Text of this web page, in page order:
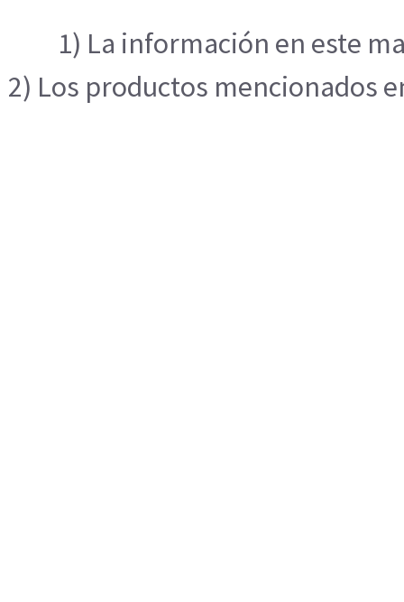
1) La información en este
2) Los productos mencionados